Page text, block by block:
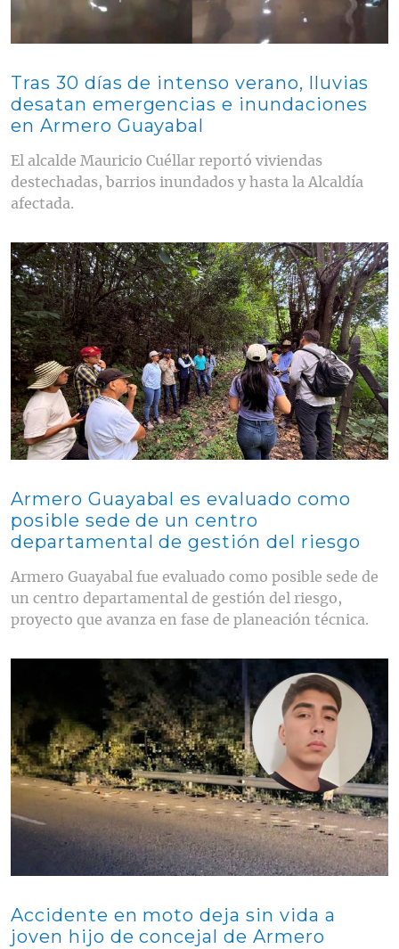
Tras 30 días de intenso verano, lluvias
desatan emergencias e inundaciones
en Armero Guayabal
El alcalde Mauricio Cuéllar reportó viviendas
destechadas, barrios inundados y hasta la Alcaldía
afectada.
Contenido multimedia principal
Armero Guayabal es evaluado como
posible sede de un centro
departamental de gestión del riesgo
Armero Guayabal fue evaluado como posible sede de
un centro departamental de gestión del riesgo,
proyecto que avanza en fase de planeación técnica.
Contenido multimedia principal
Accidente en moto deja sin vida a
joven hijo de concejal de Armero